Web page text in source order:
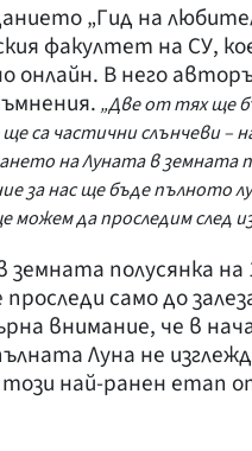
„Гид на
факултет на СУ,
онлайн. В него
„Две от тях ще
са частични слънчеви –
на Луната в земната
за нас ще бъде пълното
да проследим след
полусянка
само до
внимание, че в
Луна не
най-ранен етап